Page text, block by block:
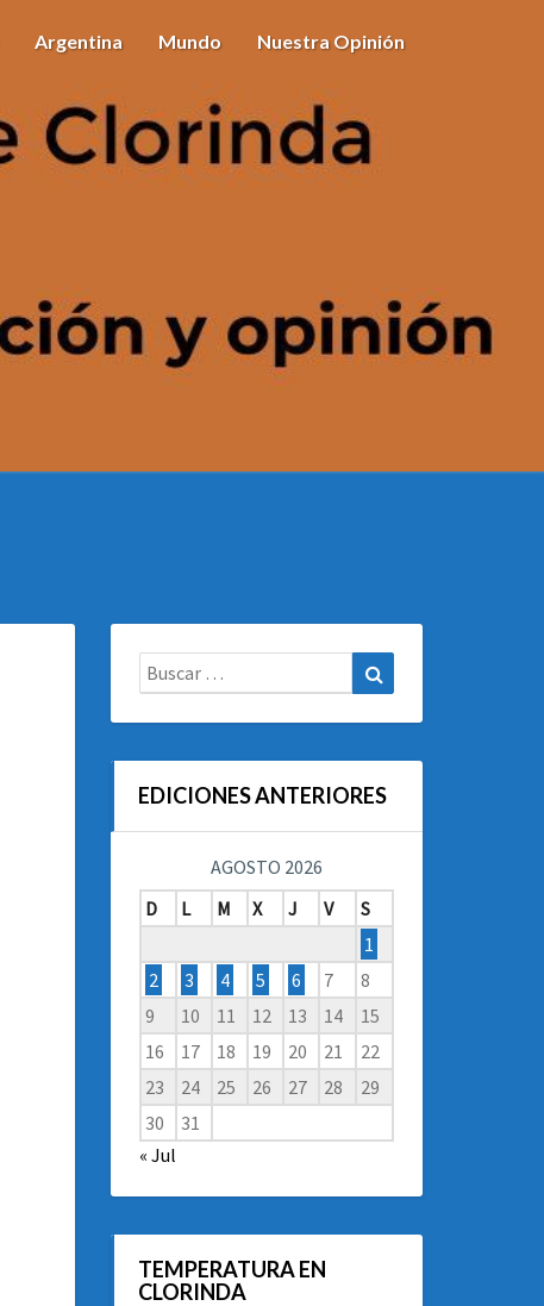
Argentina Mundo Nuestra Opinión
Buscar:
EDICIONES ANTERIORES
AGOSTO 2026
D
L M X J V
S
1
2
3 4 5 6 7
8
9
10 11 12 13 14
15
16
17 18 19 20 21
22
23
24 25 26 27 28
29
30
31
« Jul
TEMPERATURA EN
CLORINDA